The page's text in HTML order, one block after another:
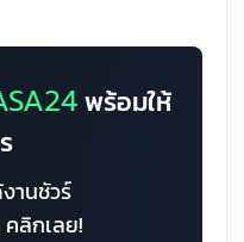
พร้อมให้
านชัวร์
ลิกเลย!